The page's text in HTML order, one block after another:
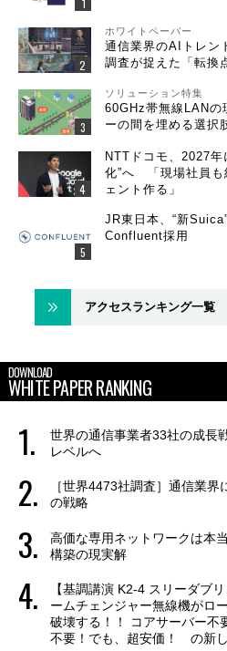
ホワイトペーパー
通信業界のAIトレ
調査が捉えた「転換
ソリューション特集
60GHz帯無線LAN
ーの間を埋める選択
NTTドコモ、2027年
化”へ 「現場社員も
ェント作る」
JR東日本、“新
Confluent採用
アクセスランキング一覧
DOWNLOAD
WHITE PAPER RANKING
世界の通信事業者33社の成長
レベルへ
［世界4473社調査］通信業
の戦略
高価な専用ネットワークは本
構築の現実解
【基調講演 K2-4 スリーダブ
ームチェンジャー無線機がロ
破壊する！！ コアサーバー不
不要！でも、超安価！ の新